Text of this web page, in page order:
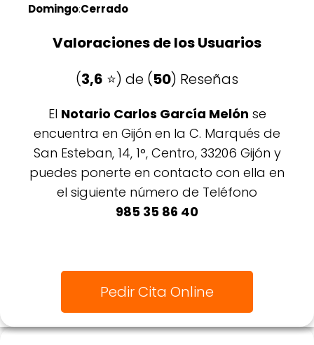
Domingo:Cerrado
Valoraciones de los Usuarios
(3,6 ⭐️) de (50) Reseñas
El Notario Carlos García Melón se
encuentra en Gijón en la C. Marqués de
San Esteban, 14, 1°, Centro, 33206 Gijón y
puedes ponerte en contacto con ella en
el siguiente número de Teléfono
985 35 86 40
Pedir Cita Online